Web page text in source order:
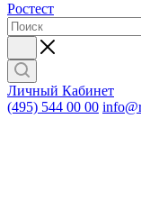
Ростест
Личный Кабинет
(495) 544 00 00